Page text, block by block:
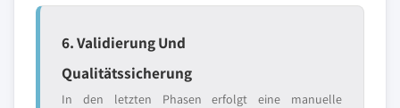
6. Validierung Und
Qualitätssicherung
In den letzten Phasen erfolgt eine manuelle